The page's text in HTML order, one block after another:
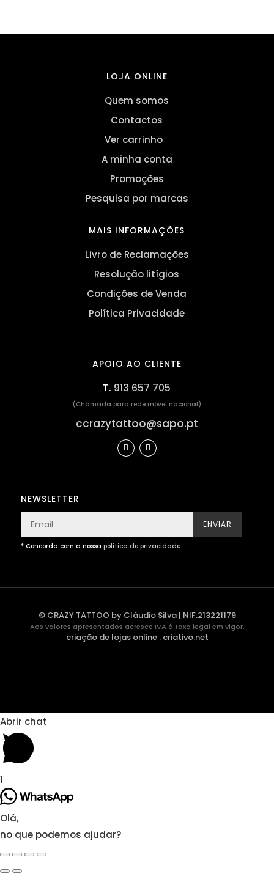
LOJA ONLINE
Quem somos
Contactos
Ver carrinho
A minha conta
Promoções
Pesquisa por marcas
MAIS INFORMAÇÕES
Livro de Reclamações
Resolução litígios
Condições de Venda
Política Privacidade
APOIO AO CLIENTE
T. 913 657 705
(Chamada para rede móvel nacional)
ccrazytattoo@sapo.pt
NEWSLETTER
ENVIAR
* Concorda com a nossa política de privacidade.
© CRAZY TATTOO by Cláudio Silva | NIF:213221179
Aos valores apresentados acresce IVA à taxa legal em vigor.
criação de lojas online: criativo.net
Abrir chat
1
Olá,
no que podemos ajudar?